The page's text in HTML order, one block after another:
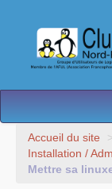
L’Association
Nos Activités
Accueil du site >
Installation /
Mettre sa